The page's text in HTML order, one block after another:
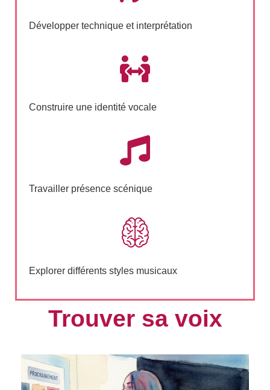
Développer technique et interprétation
Construire une identité vocale
Travailler présence scénique
Explorer différents styles musicaux
Trouver sa voix